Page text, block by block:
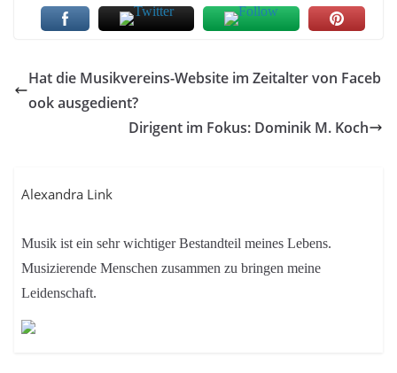
Hat die Musikvereins-Website im Zeitalter von Faceb
ook ausgedient?
Dirigent im Fokus: Dominik M. Koch
Alexandra Link
Musik ist ein sehr wichtiger Bestandteil meines Lebens.
Musizierende Menschen zusammen zu bringen meine
Leidenschaft.